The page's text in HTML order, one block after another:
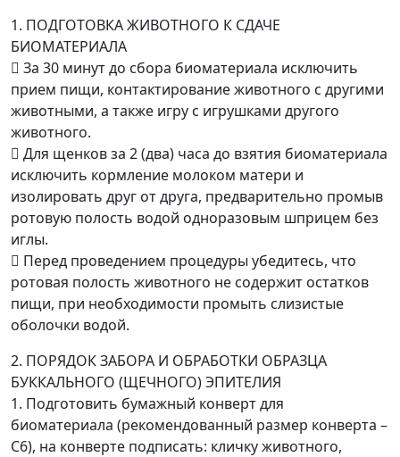
1. ПОДГОТОВКА ЖИВОТНОГО К СДАЧЕ
БИОМАТЕРИАЛА
 За 30 минут до сбора биоматериала исключить
прием пищи, контактирование животного с другими
животными, а также игру с игрушками другого
животного.
 Для щенков за 2 (два) часа до взятия биоматериала
исключить кормление молоком матери и
изолировать друг от друга, предварительно промыв
ротовую полость водой одноразовым шприцем без
иглы.
 Перед проведением процедуры убедитесь, что
ротовая полость животного не содержит остатков
пищи, при необходимости промыть слизистые
оболочки водой.
2. ПОРЯДОК ЗАБОРА И ОБРАБОТКИ ОБРАЗЦА
БУККАЛЬНОГО (ЩЕЧНОГО) ЭПИТЕЛИЯ
1. Подготовить бумажный конверт для
биоматериала (рекомендованный размер конверта –
С6), на конверте подписать: кличку животного,